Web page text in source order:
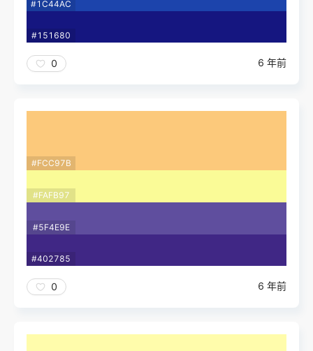
#1C44AC
#151680
0 6 年前
#FCC97B
#FAFB97
#5F4E9E
#402785
0 6 年前